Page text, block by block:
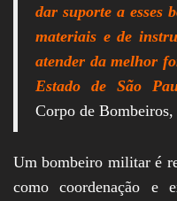
dar suporte a esses
materiais e de
atender da melhor
Estado de São
Corpo de
Um bombeiro militar é
como coordenação e